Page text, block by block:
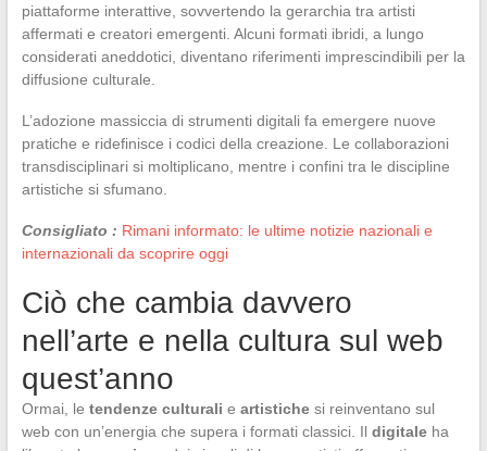
piattaforme interattive, sovvertendo la gerarchia tra artisti
affermati e creatori emergenti. Alcuni formati ibridi, a lungo
considerati aneddotici, diventano riferimenti imprescindibili per la
diffusione culturale.
L’adozione massiccia di strumenti digitali fa emergere nuove
pratiche e ridefinisce i codici della creazione. Le collaborazioni
transdisciplinari si moltiplicano, mentre i confini tra le discipline
artistiche si sfumano.
Consigliato : Rimani informato: le ultime notizie nazionali e
internazionali da scoprire oggi
Ciò che cambia davvero
nell’arte e nella cultura sul web
quest’anno
Ormai, le tendenze culturali e artistichesi reinventano sul
web con un’energia che supera i formati classici. Il digitaleha